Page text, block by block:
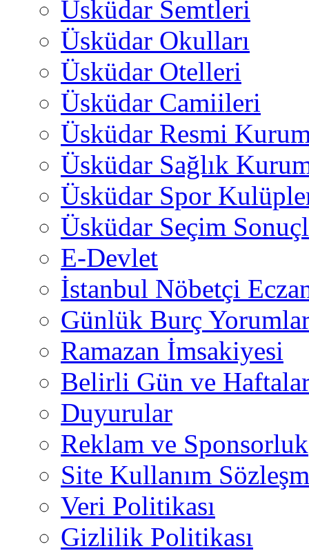
Üsküdar Semtleri
Üsküdar Okulları
Üsküdar Otelleri
Üsküdar Camiileri
Üsküdar Resmi
Üsküdar Sağlık
Üsküdar Spor
Üsküdar Seçim
E-Devlet
İstanbul Nöbetçi
Günlük Burç
Ramazan İmsakiyesi
Belirli Gün ve
Duyurular
Reklam ve Sponsorluk
Site Kullanım
Veri Politikası
Gizlilik Politikası